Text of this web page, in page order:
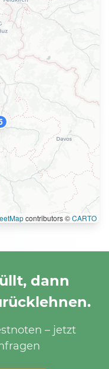
contributors ©CARTO
dann
– jetzt